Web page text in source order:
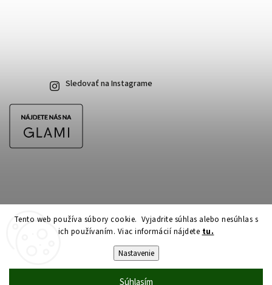
Tento web používa súbory cookie. Vyjadrite súhlas alebo nesúhlas s
ich používaním. Viac informácií nájdete tu.
Nastavenie
Súhlasím
Sledovať na Instagrame
Copyright 2026CubeSkateshop.sk. Všetky práva vyhradené.
Upraviť nastavenie cookies
Shoptet| Design